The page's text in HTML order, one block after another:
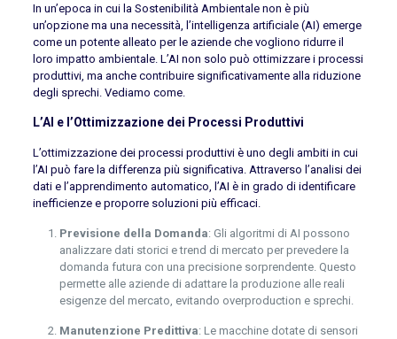
In un’epoca in cui la Sostenibilità Ambientale non è più
un’opzione ma una necessità, l’intelligenza artificiale (AI) emerge
come un potente alleato per le aziende che vogliono ridurre il
loro impatto ambientale. L’AI non solo può ottimizzare i processi
produttivi, ma anche contribuire significativamente alla riduzione
degli sprechi. Vediamo come.
L’AI e l’Ottimizzazione dei Processi Produttivi
L’ottimizzazione dei processi produttivi è uno degli ambiti in cui
l’AI può fare la differenza più significativa. Attraverso l’analisi dei
dati e l’apprendimento automatico, l’AI è in grado di identificare
inefficienze e proporre soluzioni più efficaci.
Previsione della Domanda: Gli algoritmi di AI possono
analizzare dati storici e trend di mercato per prevedere la
domanda futura con una precisione sorprendente. Questo
permette alle aziende di adattare la produzione alle reali
esigenze del mercato, evitando overproduction e sprechi.
Manutenzione Predittiva: Le macchine dotate di sensori